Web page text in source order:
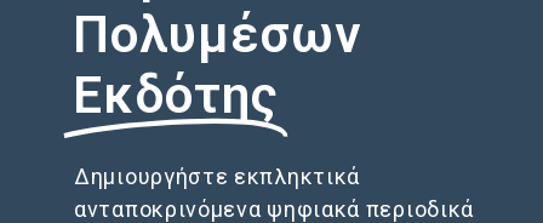
Πολυμέσων
Εκδότης
Δημιουργήστε εκπληκτικά
ανταποκρινόμενα ψηφιακά περιοδικά